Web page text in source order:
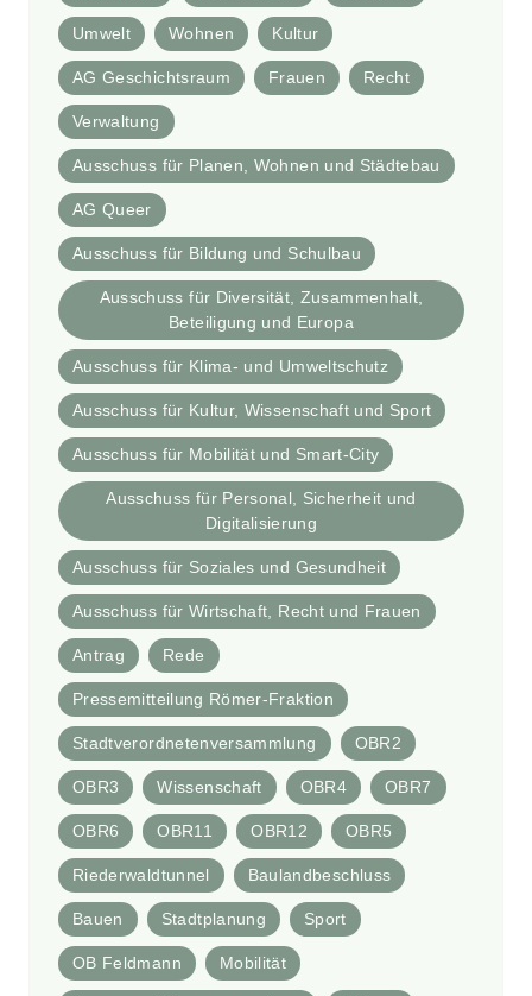
Umwelt Wohnen Kultur
AG Geschichtsraum Frauen Recht
Verwaltung
Ausschuss für Planen, Wohnen und Städtebau
AG Queer
Ausschuss für Bildung und Schulbau
Ausschuss für Diversität, Zusammenhalt,
Beteiligung und Europa
Ausschuss für Klima- und Umweltschutz
Ausschuss für Kultur, Wissenschaft und Sport
Ausschuss für Mobilität und Smart-City
Ausschuss für Personal, Sicherheit und
Digitalisierung
Ausschuss für Soziales und Gesundheit
Ausschuss für Wirtschaft, Recht und Frauen
Antrag Rede
Pressemitteilung Römer-Fraktion
Stadtverordnetenversammlung OBR2
OBR3 Wissenschaft OBR4 OBR7
OBR6 OBR11 OBR12 OBR5
Riederwaldtunnel Baulandbeschluss
Bauen Stadtplanung Sport
OB Feldmann Mobilität